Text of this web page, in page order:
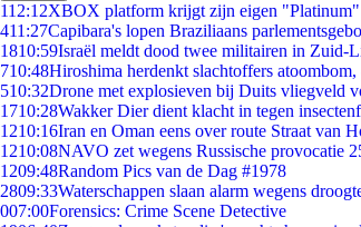
112:12XBOX platform krijgt zijn eigen "Platinum"
411:27Capibara's lopen Braziliaans
1810:59Israël meldt dood twee militairen in Zuid-
710:48Hiroshima herdenkt slachtoffers atoombom,
510:32Drone met explosieven bij Duits vliegveld
1710:28Wakker Dier dient klacht in tegen
1210:16Iran en Oman eens over route Straat van
1210:08NAVO zet wegens Russische provocatie
1209:48Random Pics van de Dag #1978
2809:33Waterschappen slaan alarm wegens
007:00Forensics: Crime Scene Detective